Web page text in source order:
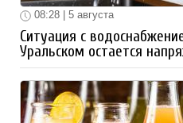
08:28 | 5 августа
Ситуация с
Уральском остается